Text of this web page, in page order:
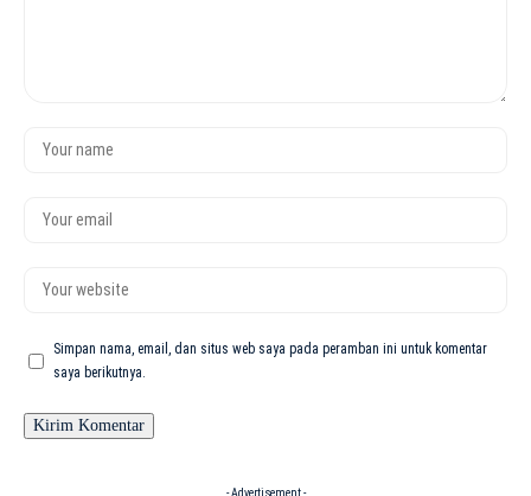
Simpan nama, email, dan situs web saya pada peramban ini untuk komentar
saya berikutnya.
- Advertisement -